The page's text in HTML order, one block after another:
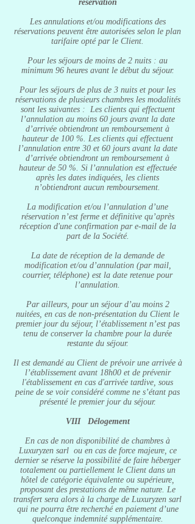
réservation
Les annulations et/ou modifications des
réservations peuvent être autorisées selon le plan
tarifaire opté par le Client.
Pour les séjours de moins de 2 nuits : au
minimum 96 heures avant le début du séjour.
Pour les séjours de plus de 3 nuits et pour les
réservations de plusieurs chambres les modalités
sont les suivantes : Les clients qui effectuent
l’annulation au moins 60 jours avant la date
d’arrivée obtiendront un remboursement à
hauteur de 100 %. Les clients qui effectuent
l’annulation entre 30 et 60 jours avant la date
d’arrivée obtiendront un remboursement à
hauteur de 50 %. Si l’annulation est effectuée
après les dates indiquées, les clients
n’obtiendront aucun remboursement.
La modification et/ou l’annulation d’une
réservation n’est ferme et définitive qu’après
réception d'une confirmation par e-mail de la
part de la Société.
La date de réception de la demande de
modification et/ou d’annulation (par mail,
courrier, téléphone) est la date retenue pour
l’annulation.
Par ailleurs, pour un séjour d’au moins 2
nuitées, en cas de non-présentation du Client le
premier jour du séjour, l’établissement n’est pas
tenu de conserver la chambre pour la durée
restante du séjour.
Il est demandé au Client de prévoir une arrivée à
l’établissement avant 18h00 et de prévenir
l'établissement en cas d'arrivée tardive, sous
peine de se voir considéré comme ne s’étant pas
présenté le premier jour du séjour.
VIII Délogement
En cas de non disponibilité de chambres à
Luxuryzen sarl ou en cas de force majeure, ce
dernier se réserve la possibilité de faire héberger
totalement ou partiellement le Client dans un
hôtel de catégorie équivalente ou supérieure,
proposant des prestations de même nature. Le
transfert sera alors à la charge de Luxuryzen sarl
qui ne pourra être recherché en paiement d’une
quelconque indemnité supplémentaire.